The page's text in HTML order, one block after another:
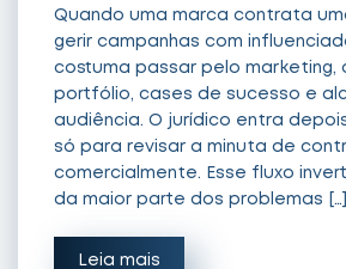
Quando uma marca contrata
gerir campanhas com
costuma passar pelo marketing,
portfólio, cases de sucesso e
audiência. O jurídico entra
só para revisar a minuta de
comercialmente. Esse fluxo
da maior parte dos problemas […]
Leia mais